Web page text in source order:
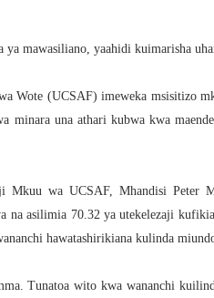
mawasiliano, yaahidi kuimarisha
Wote (UCSAF) imeweka msisitizo
minara una athari kubwa kwa
wa UCSAF, Mhandisi Peter
na asilimia 70.32 ya utekelezaji
hawatashirikiana kulinda
Tunatoa wito kwa wananchi